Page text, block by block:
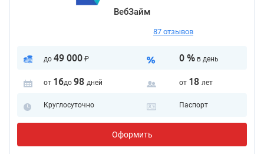
ВебЗайм
87 отзывов
до 49 000₽ 0 %в день
от 16до 98 дней от 18 лет
Круглосуточно Паспорт
Оформить